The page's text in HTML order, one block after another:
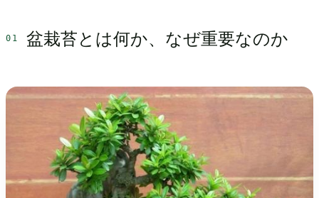
盆栽苔とは何か、なぜ重要なのか